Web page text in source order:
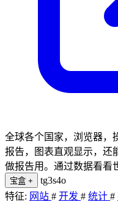
全球各个国家，浏览器，
报告，图表直观显示，还
做报告用。通过数据看看
宝盒 +
tg3s4o
特征: 网站 # 开发 # 统计 #